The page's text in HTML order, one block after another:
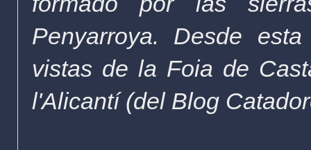
Penyarroya. Desde
vistas de la Foia de
l'Alicantí (del Blog